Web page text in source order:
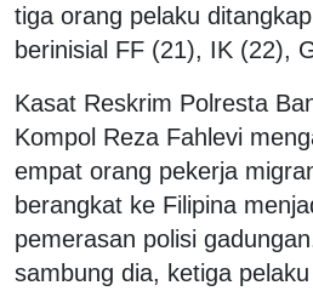
tiga orang pelaku
berinisial FF (21), IK (22),
Kasat Reskrim Polresta
Kompol Reza Fahlevi
empat orang pekerja
berangkat ke Filipina
pemerasan polisi
sambung dia, ketiga